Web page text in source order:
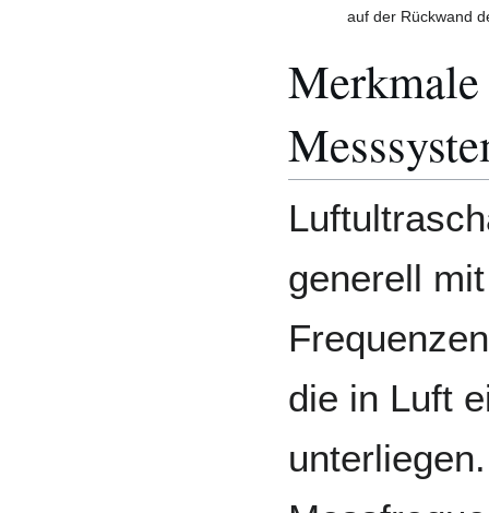
auf der Rückwand
generell
die in Luft